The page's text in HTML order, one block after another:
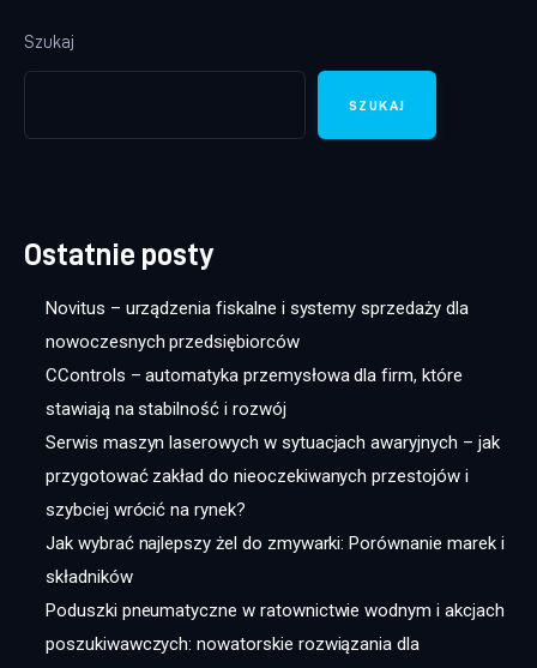
Szukaj
SZUKAJ
Ostatnie posty
Novitus – urządzenia fiskalne i systemy sprzedaży dla
nowoczesnych przedsiębiorców
CControls – automatyka przemysłowa dla firm, które
stawiają na stabilność i rozwój
Serwis maszyn laserowych w sytuacjach awaryjnych – jak
przygotować zakład do nieoczekiwanych przestojów i
szybciej wrócić na rynek?
Jak wybrać najlepszy żel do zmywarki: Porównanie marek i
składników
Poduszki pneumatyczne w ratownictwie wodnym i akcjach
poszukiwawczych: nowatorskie rozwiązania dla